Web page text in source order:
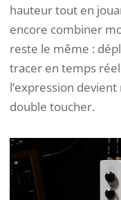
hauteur tout en
encore combiner
reste le même :
tracer en temps
l’expression
double toucher.